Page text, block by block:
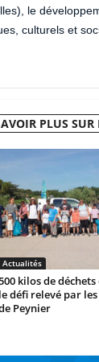
le
culturels et
PLUS
Actualités
kilos de
le défi relevé par
Peynier